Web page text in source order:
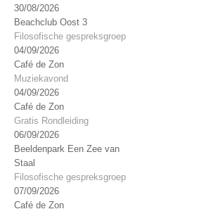
30/08/2026
Beachclub Oost 3
Filosofische gespreksgroep
04/09/2026
Café de Zon
Muziekavond
04/09/2026
Café de Zon
Gratis Rondleiding
06/09/2026
Beeldenpark Een Zee van
Staal
Filosofische gespreksgroep
07/09/2026
Café de Zon